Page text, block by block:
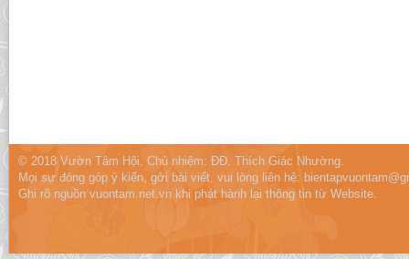
© 2018 Vườn Tâm Hội. Chủ nhiệm: ĐĐ. Thích Giác Nhường.
Mọi sự đóng góp ý kiến, gởi bài viết, vui lòng liên hệ:
Ghi rõ nguồn vuontam.net.vn khi phát hành lại thông tin từ Website.